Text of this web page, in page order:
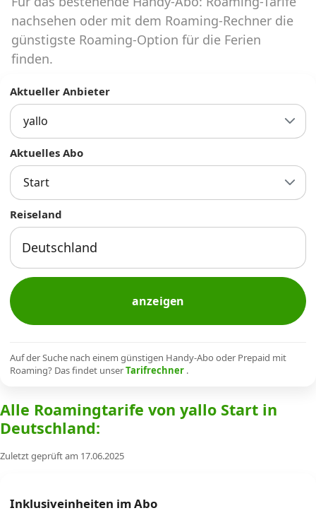
Abos für Tablets, Hotspots und Smart
Watches
Alle Anbieter
Handy-Abo-Aktionen
Handy-Abo kündigen oder
Alle Mobile-Vergleiche
Internet, TV, Telefon
Kombi-Angebote
nachsehen oder mit dem Roaming-Rechner die
günstigste Roaming-Option für die Ferien
finden.
Aktueller Anbieter
yallo
Aktuelles Abo
Start
Reiseland
anzeigen
Auf der Suche nach einem günstigen Handy-Abo oder Prepaid mit
Roaming? Das findet unserTarifrechner .
Alle Roamingtarife von yallo Start in
Deutschland:
Zuletzt geprüft am 17.06.2025
Inklusiveinheiten im Abo